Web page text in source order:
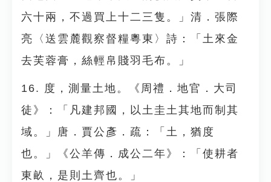
六十兩，不過買上十二三隻。」清．張際
亮〈送雲麓觀察督糧粵東〉詩：「土來金
去芙蓉膏，絲輕帛賤羽毛布。」
16. 度，測量土地。《周禮．地官．大司
徒》：「凡建邦國，以土圭土其地而制其
域。」唐．賈公彥．疏：「土，猶度
也。」《公羊傳．成公二年》：「使耕者
東畝，是則土齊也。」